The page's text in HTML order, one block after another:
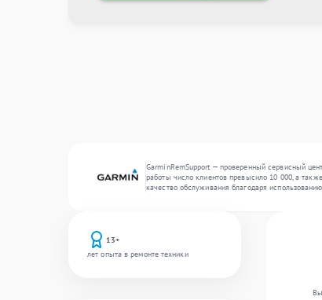
GarminRemSupport — проверенный сервисный
работы число клиентов превысило 10 000, а
качество обслуживания благодаря
13+
лет опыта в ремонте техники